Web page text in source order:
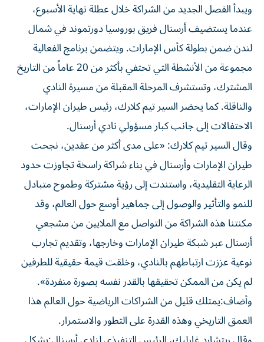
ويبدأ الفصل الجديد من الشراكة خلال عطلة نهاية الأسبوع،
عندما يستضيف أرسنال فريق بوروسيا دورتموند في شمال
لندن ضمن بطولة كأس الإمارات. ويتضمن برنامج الفعالية
مجموعة من الأنشطة التي تحتفي بأكثر من 20 عاماً من التاريخ
المشترك، وتستشرف المرحلة المقبلة من مسيرة النادي
والناقلة. كما يحضر السير تيم كلارك، رئيس طيران الإمارات،
الاحتفالات إلى جانب كبار مسؤولي نادي أرسنال.
وقال السير تيم كلارك: «على مدى أكثر من عقدين، نجحت
طيران الإمارات وأرسنال في بناء شراكة راسخة تجاوزت حدود
الرعاية التقليدية، واستندت إلى رؤية مشتركة وطموح متبادل
للنمو والتأثير والوصول إلى جماهير أوسع حول العالم، وقد
مكنتنا هذه الشراكة من التواصل مع الملايين من مشجعي
أرسنال عبر شبكة طيران الإمارات وخارجها، وتقديم تجارب
نوعية عززت ارتباطهم بالنادي، وخلقت قيمة حقيقية للطرفين
لم يكن من الممكن تحقيقها بالقدر نفسه بصورة منفردة».
وأضاف:يمتلك قليل من الشراكات الرياضية حول العالم هذا
العمق التاريخي وهذه القدرة على التطور والاستمرار.